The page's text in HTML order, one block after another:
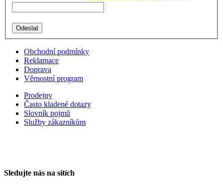
Obchodní podmínky
Reklamace
Doprava
Věrnostní program
Prodejny
Často kladené dotazy
Slovník pojmů
Služby zákazníkům
Sledujte nás na sítích